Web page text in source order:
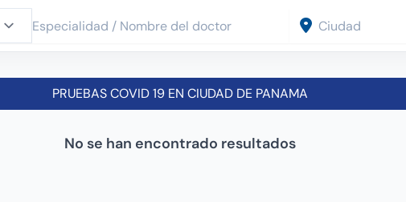
PRUEBAS COVID 19 EN CIUDAD DE PANAMA
No se han encontrado resultados